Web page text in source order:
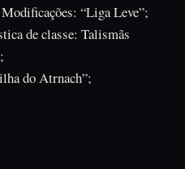
“Liga Leve”;
de classe: Talismãs
do Atrnach”;